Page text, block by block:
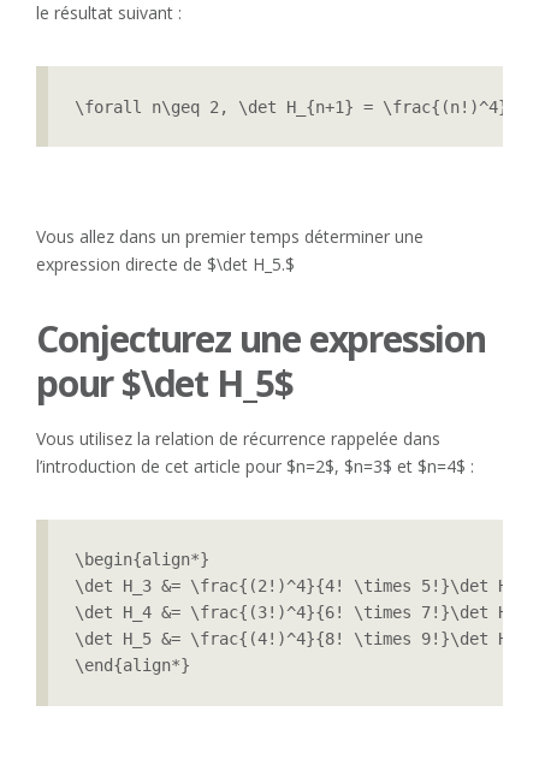
le résultat suivant :
\forall n\geq 2, \det H_{n+1} =
Vous allez dans un premier temps déterminer une
expression directe de $\det H_5.$
Conjecturez une expression
pour $\det H_5$
Vous utilisez la relation de récurrence rappelée dans
l’introduction de cet article pour $n=2$, $n=3$ et $n=4$ :
\begin{align*}
\det H_3 &= \frac{(2!)^4}{4! \times 5!}\det
\det H_4 &= \frac{(3!)^4}{6! \times 7!}\det
\det H_5 &= \frac{(4!)^4}{8! \times 9!}\det
\end{align*}